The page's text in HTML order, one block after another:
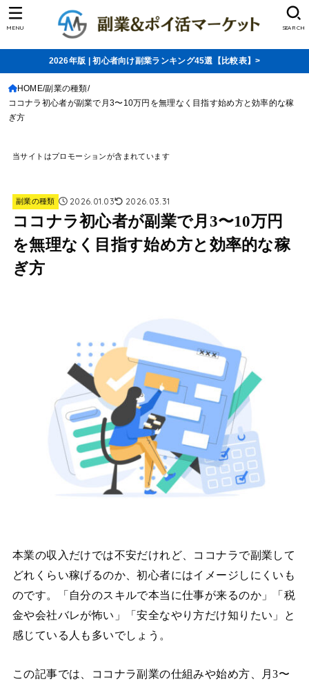
SEARCH
MENU
2026年版 | 初心者向け副業ランキング45選【比較表】>
HOME 副業の種類
ココナラ初心者が副業で月3〜10万円を無理なく目指す始め方と効率的な稼
ぎ方
当サイトはプロモーションが含まれています
副業の種類 2026.01.03 2026.03.31
ココナラ初心者が副業で月3〜10万円
を無理なく目指す始め方と効率的な稼
ぎ方
本業の収入だけでは不安だけれど、ココナラで副業して
どれくらい稼げるのか、初心者にはイメージしにくいも
のです。「自分のスキルで本当に仕事が来るのか」「税
金や会社バレが怖い」「安全なやり方だけ知りたい」と
感じている人も多いでしょう。
この記事では、ココナラ副業の仕組みや始め方、月3〜